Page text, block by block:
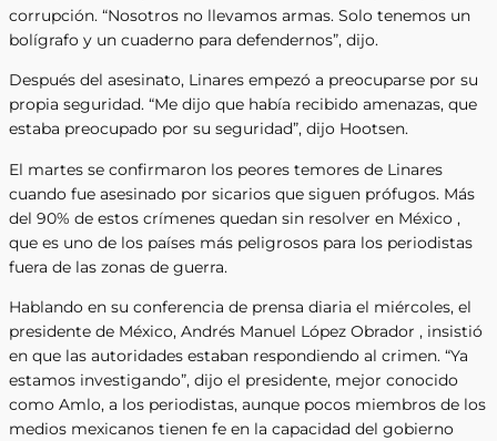
corrupción. “Nosotros no llevamos armas. Solo tenemos un
bolígrafo y un cuaderno para defendernos”, dijo.
Después del asesinato, Linares empezó a preocuparse por su
propia seguridad. “Me dijo que había recibido amenazas, que
estaba preocupado por su seguridad”, dijo Hootsen.
El martes se confirmaron los peores temores de Linares
cuando fue asesinado por sicarios que siguen prófugos. Más
del 90% de estos crímenes quedan sin resolver en México ,
que es uno de los países más peligrosos para los periodistas
fuera de las zonas de guerra.
Hablando en su conferencia de prensa diaria el miércoles, el
presidente de México, Andrés Manuel López Obrador , insistió
en que las autoridades estaban respondiendo al crimen. “Ya
estamos investigando”, dijo el presidente, mejor conocido
como Amlo, a los periodistas, aunque pocos miembros de los
medios mexicanos tienen fe en la capacidad del gobierno